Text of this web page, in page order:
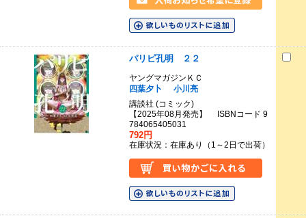
パリピ孔明 ２２
ヤングマガジンＫＣ
四葉夕卜
小川亮
講談社 (コミック)
【2025年08月発売】 ISBNコード 9
784065405031
792円
在庫状況：在庫あり（1～2日で出荷）